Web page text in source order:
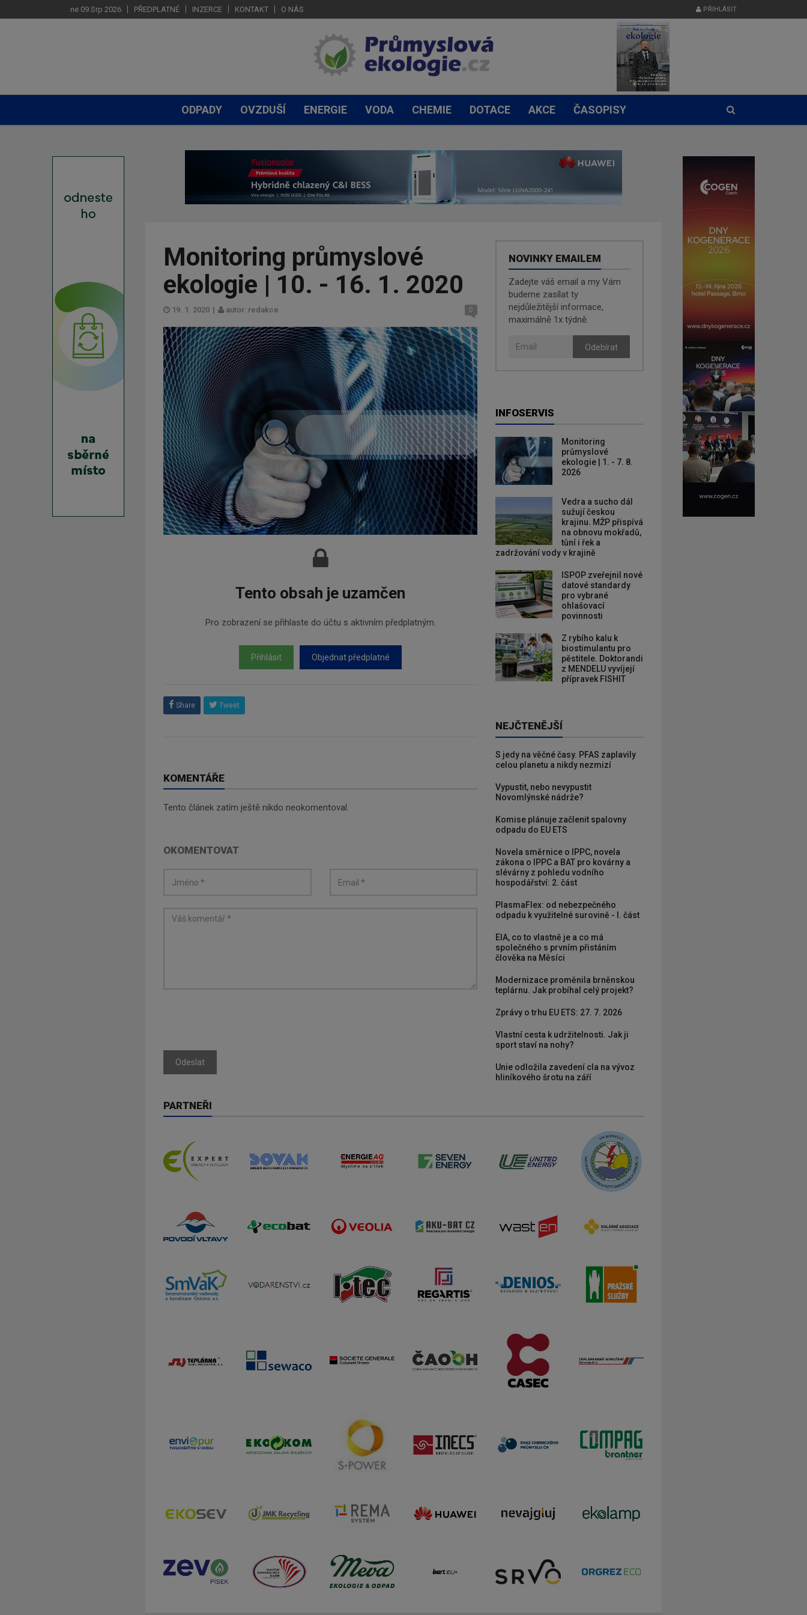
ne 09.Srp 2026 PŘEDPLATNÉ INZERCE KONTAKT O NÁS PŘIHLÁSIT
ODPADY OVZDUŠÍ ENERGIE VODA CHEMIE DOTACE AKCE ČASOPISY
Monitoring průmyslové
ekologie | 10. - 16. 1. 2020
19. 1. 2020 | autor: redakce 0
Tento obsah je uzamčen
Pro zobrazení se přihlaste do účtu s aktivním předplatným.
Přihlásit Objednat předplatné
Share Tweet
KOMENTÁŘE
Tento článek zatím ještě nikdo neokomentoval.
OKOMENTOVAT
Odeslat
NOVINKY EMAILEM
Zadejte váš email a my Vám
budeme zasílat ty
nejdůležitější informace,
maximálně 1x týdně.
Odebírat
INFOSERVIS
Monitoring
průmyslové
ekologie | 1. - 7. 8.
2026
Vedra a sucho dál
sužují českou
krajinu. MŽP přispívá
na obnovu mokřadů,
tůní i řek a
zadržování vody v krajině
ISPOP zveřejnil nové
datové standardy
pro vybrané
ohlašovací
povinnosti
Z rybího kalu k
biostimulantu pro
pěstitele. Doktorandi
z MENDELU vyvíjejí
přípravek FISHIT
NEJČTENĚJŠÍ
S jedy na věčné časy. PFAS zaplavily
celou planetu a nikdy nezmizí
Vypustit, nebo nevypustit
Novomlýnské nádrže?
Komise plánuje začlenit spalovny
odpadu do EU ETS
Novela směrnice o IPPC, novela
zákona o IPPC a BAT pro kovárny a
slévárny z pohledu vodního
hospodářství: 2. část
PlasmaFlex: od nebezpečného
odpadu k využitelné surovině - I. část
EIA, co to vlastně je a co má
společného s prvním přistáním
člověka na Měsíci
Modernizace proměnila brněnskou
teplárnu. Jak probíhal celý projekt?
Zprávy o trhu EU ETS: 27. 7. 2026
Vlastní cesta k udržitelnosti. Jak ji
sport staví na nohy?
Unie odložila zavedení cla na vývoz
hliníkového šrotu na září
PARTNEŘI